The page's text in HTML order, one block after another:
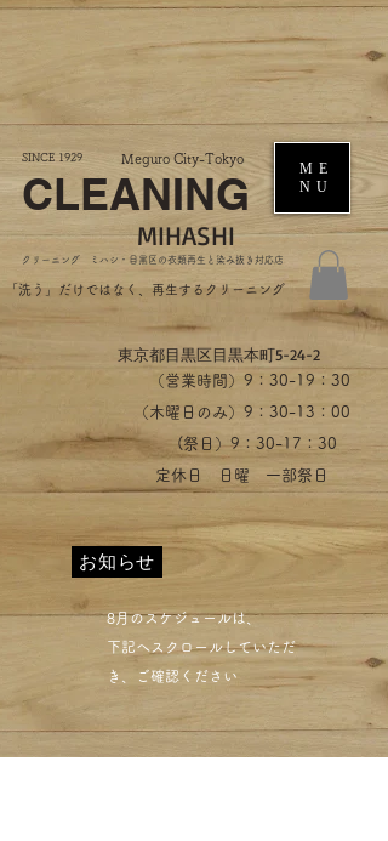
SINCE 1929
CLEANING
Meguro City-Tokyo
MIHASHI
​クリーニング ミハシ・目黒区の衣類再生と染み抜き対応店
ME
NU
​東京都目黒区目黒本町5-24-2
（営業時間）​9：30-19：30
（木曜日のみ）9：30-13：00
​(祭日）9：30-17：30
​定休日 日曜 一部祭日
お知らせ
​8月のスケジュールは、
下記へスクロールしていただ
き、ご確認ください​
​「洗う」だけではなく、再生するクリーニング